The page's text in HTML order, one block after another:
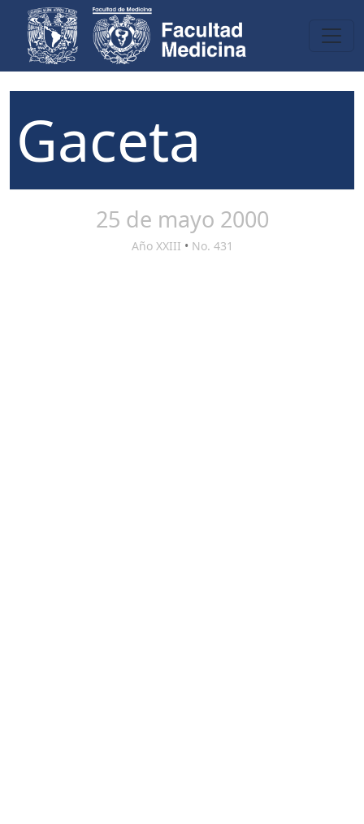
Gaceta
25 de mayo 2000
Año XXIII • No. 431